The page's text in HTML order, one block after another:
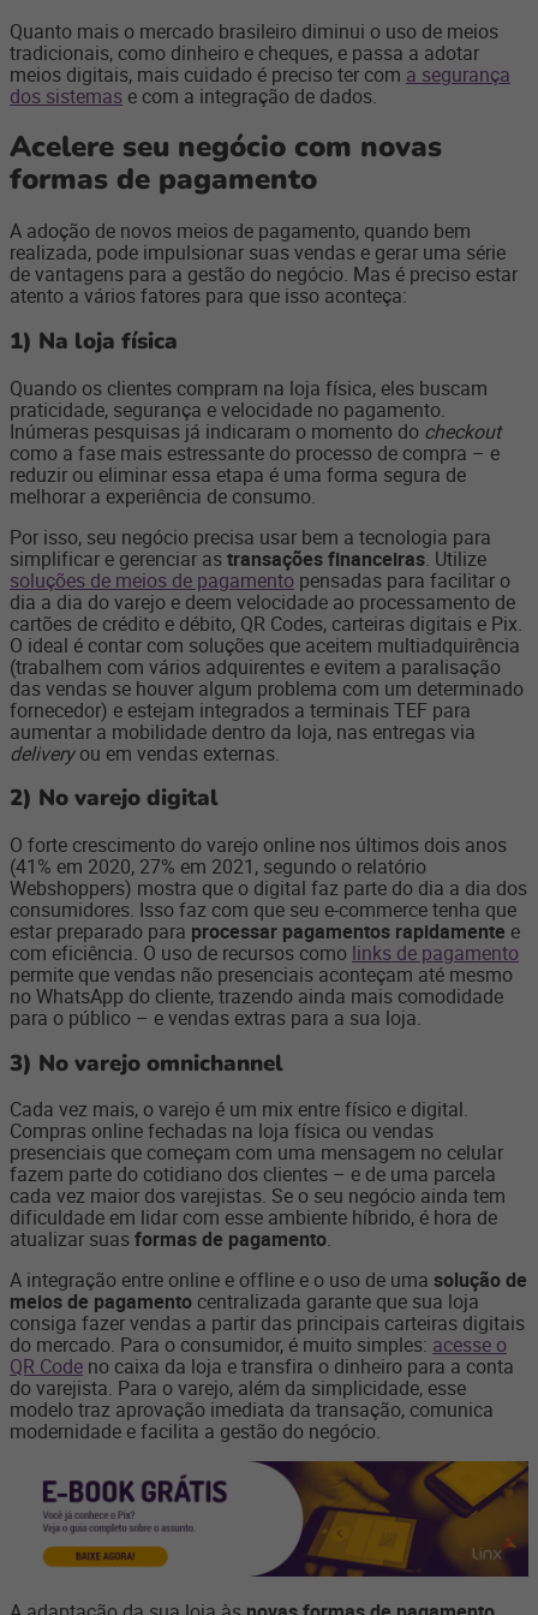
Quanto mais o mercado brasileiro diminui o uso de meios
tradicionais, como dinheiro e cheques, e passa a adotar
meios digitais, mais cuidado é preciso ter com a segurança
dos sistemas e com a integração de dados.
Acelere seu negócio com novas
formas de pagamento
A adoção de novos meios de pagamento, quando bem
realizada, pode impulsionar suas vendas e gerar uma série
de vantagens para a gestão do negócio. Mas é preciso estar
atento a vários fatores para que isso aconteça:
1) Na loja física
Quando os clientes compram na loja física, eles buscam
praticidade, segurança e velocidade no pagamento.
Inúmeras pesquisas já indicaram o momento do checkout
como a fase mais estressante do processo de compra – e
reduzir ou eliminar essa etapa é uma forma segura de
melhorar a experiência de consumo.
Por isso, seu negócio precisa usar bem a tecnologia para
simplificar e gerenciar astransações financeiras. Utilize
soluções de meios de pagamento pensadas para facilitar o
dia a dia do varejo e deem velocidade ao processamento de
cartões de crédito e débito, QR Codes, carteiras digitais e Pix.
O ideal é contar com soluções que aceitem multiadquirência
(trabalhem com vários adquirentes e evitem a paralisação
das vendas se houver algum problema com um determinado
fornecedor) e estejam integrados a terminais TEF para
aumentar a mobilidade dentro da loja, nas entregas via
deliveryou em vendas externas.
2) No varejo digital
O forte crescimento do varejo online nos últimos dois anos
(41% em 2020, 27% em 2021, segundo o relatório
Webshoppers) mostra que o digital faz parte do dia a dia dos
consumidores. Isso faz com que seu e-commerce tenha que
estar preparado para processar pagamentos rapidamente e
com eficiência. O uso de recursos como links de pagamento
permite que vendas não presenciais aconteçam até mesmo
no WhatsApp do cliente, trazendo ainda mais comodidade
para o público – e vendas extras para a sua loja.
3) No varejo omnichannel
Cada vez mais, o varejo é um mix entre físico e digital.
Compras online fechadas na loja física ou vendas
presenciais que começam com uma mensagem no celular
fazem parte do cotidiano dos clientes – e de uma parcela
cada vez maior dos varejistas. Se o seu negócio ainda tem
dificuldade em lidar com esse ambiente híbrido, é hora de
atualizar suasformas de pagamento.
A integração entre online e offline e o uso de uma solução de
meios de pagamento centralizada garante que sua loja
consiga fazer vendas a partir das principais carteiras digitais
do mercado. Para o consumidor, é muito simples: acesse o
QR Code no caixa da loja e transfira o dinheiro para a conta
do varejista. Para o varejo, além da simplicidade, esse
modelo traz aprovação imediata da transação, comunica
modernidade e facilita a gestão do negócio.